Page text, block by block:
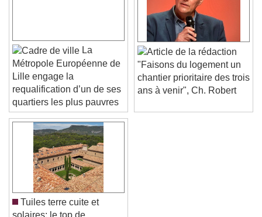
La
Métropole Européenne de
Lille engage la
requalification d’un de ses
quartiers les plus pauvres
"Faisons du logement un
chantier prioritaire des trois
Tuiles terre cuite et